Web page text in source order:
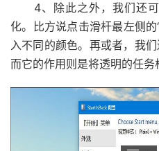
4、除此之外，我们还可
化。比方说点击滑杆最左侧
入不同的颜色。再或者，我们
而它的作用则是将透明的任务